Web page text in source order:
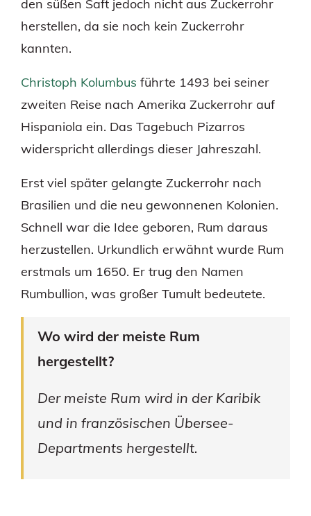
den süßen Saft jedoch nicht aus Zuckerrohr
herstellen, da sie noch kein Zuckerrohr
kannten.
Christoph Kolumbus führte 1493 bei seiner
zweiten Reise nach Amerika Zuckerrohr auf
Hispaniola ein. Das Tagebuch Pizarros
widerspricht allerdings dieser Jahreszahl.
Erst viel später gelangte Zuckerrohr nach
Brasilien und die neu gewonnenen Kolonien.
Schnell war die Idee geboren, Rum daraus
herzustellen. Urkundlich erwähnt wurde Rum
erstmals um 1650. Er trug den Namen
Rumbullion, was großer Tumult bedeutete.
Wo wird der meiste Rum
hergestellt?
Der meiste Rum wird in der Karibik
und in französischen Übersee-
Departments hergestellt.